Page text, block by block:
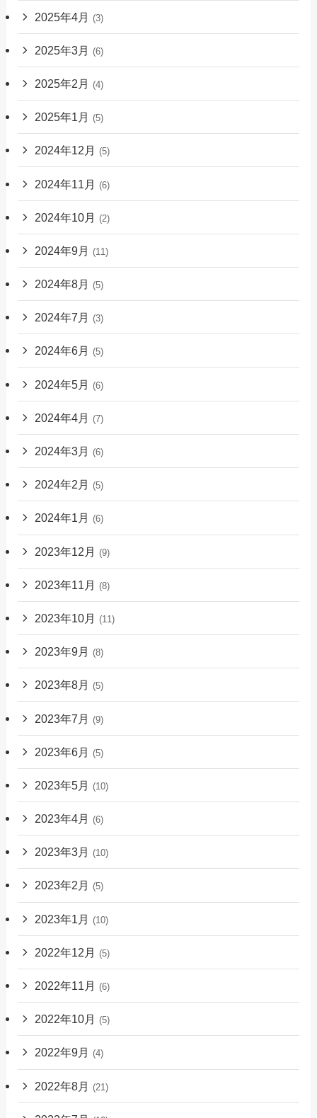
2025年4月 (3)
2025年3月 (6)
2025年2月 (4)
2025年1月 (5)
2024年12月 (5)
2024年11月 (6)
2024年10月 (2)
2024年9月 (11)
2024年8月 (5)
2024年7月 (3)
2024年6月 (5)
2024年5月 (6)
2024年4月 (7)
2024年3月 (6)
2024年2月 (5)
2024年1月 (6)
2023年12月 (9)
2023年11月 (8)
2023年10月 (11)
2023年9月 (8)
2023年8月 (5)
2023年7月 (9)
2023年6月 (5)
2023年5月 (10)
2023年4月 (6)
2023年3月 (10)
2023年2月 (5)
2023年1月 (10)
2022年12月 (5)
2022年11月 (6)
2022年10月 (5)
2022年9月 (4)
2022年8月 (21)